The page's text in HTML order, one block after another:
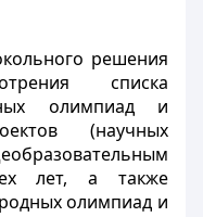
решения
списка
олимпиад и
(научных
лет, а также
олимпиад и